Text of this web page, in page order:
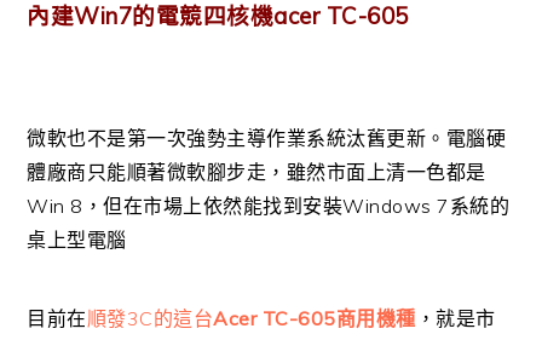
內建Win7的電競四核機acer TC-605
微軟也不是第一次強勢主導作業系統汰舊更新。電腦硬
體廠商只能順著微軟腳步走，雖然市面上清一色都是
Win 8，但在市場上依然能找到安裝Windows 7系統的
桌上型電腦
目前在順發3C的這台Acer TC-605商用機種 ，就是市